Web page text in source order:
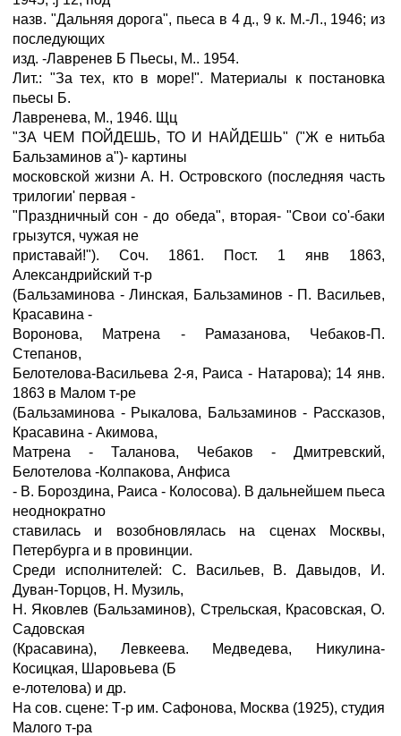
назв. "Дальняя дорога", пьеса в 4 д., 9 к. М.-Л., 1946; из
последующих
изд. -Лавренев Б Пьесы, М.. 1954.
Лит.: "За тех, кто в море!". Материалы к постановка
пьесы Б.
Лавренева, М., 1946. Щц
"ЗА ЧЕМ ПОЙДЕШЬ, ТО И НАЙДЕШЬ" ("Ж е нитьба
Бальзаминов а")- картины
московской жизни А. Н. Островского (последняя часть
трилогии' первая -
"Праздничный сон - до обеда", вторая- "Свои со'-баки
грызутся, чужая не
приставай!"). Соч. 1861. Пост. 1 янв 1863,
Александрийский т-р
(Бальзаминова - Линская, Бальзаминов - П. Васильев,
Красавина -
Воронова, Матрена - Рамазанова, Чебаков-П.
Степанов,
Белотелова-Васильева 2-я, Раиса - Натарова); 14 янв.
1863 в Малом т-ре
(Бальзаминова - Рыкалова, Бальзаминов - Рассказов,
Красавина - Акимова,
Матрена - Таланова, Чебаков - Дмитревский,
Белотелова -Колпакова, Анфиса
- В. Бороздина, Раиса - Колосова). В дальнейшем пьеса
неоднократно
ставилась и возобновлялась на сценах Москвы,
Петербурга и в провинции.
Среди исполнителей: С. Васильев, В. Давыдов, И.
Дуван-Торцов, Н. Музиль,
Н. Яковлев (Бальзаминов), Стрельская, Красовская, О.
Садовская
(Красавина), Левкеева. Медведева, Никулина-
Косицкая, Шаровьева (Б
е-лотелова) и др.
На сов. сцене: Т-р им. Сафонова, Москва (1925), студия
Малого т-ра